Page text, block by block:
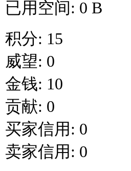
已用空间: 0 B
积分: 15
威望: 0
金钱: 10
贡献: 0
买家信用: 0
卖家信用: 0